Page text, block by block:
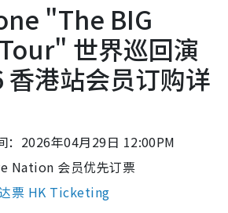
"The BIG
世界巡回演
香港站会员订购详
：2026年04月29日 12:00PM
Nation 会员优先订票
票 HK Ticketing